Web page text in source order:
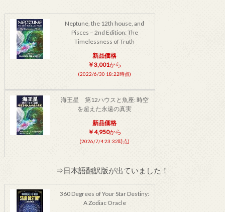
Neptune, the 12th house, and
Pisces – 2nd Edition: The
Timelessness of Truth
新品価格
￥3,001から
(2022/6/30 18:22時点)
海王星 第12ハウスと魚座: 時空
を超えた永遠の真実
新品価格
￥4,950から
(2026/7/4 23:32時点)
⇒日本語翻訳版が出ていました！
360 Degrees of Your Star Destiny:
A Zodiac Oracle